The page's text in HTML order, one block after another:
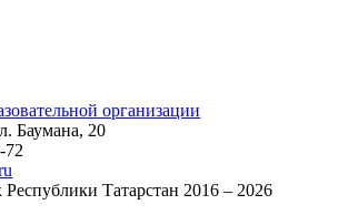
организации
Баумана, 20
72
Татарстан 2016 – 2026